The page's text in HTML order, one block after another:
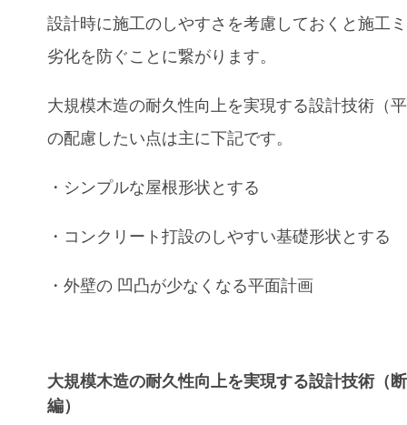
設計時に施工のしやすさを考慮しておくと施工
劣化を防ぐことに繋がります。
大規模木造の耐久性向上を実現する設計技術（
の配慮したい点は主に下記です。
・シンプルな屋根形状とする
・ コンクリート打設のしやすい基礎形状とする
・外壁の 凹凸が少なくなる平面計画
大規模木造の耐久性向上を実現する設計技術（
編）